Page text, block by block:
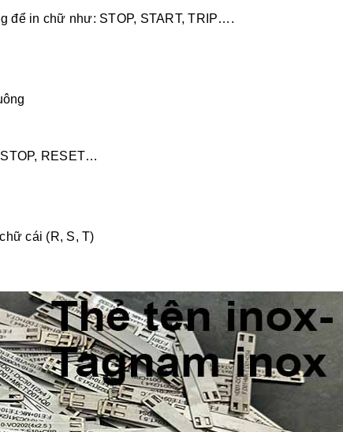
để in chữ như: STOP, START, TRIP….
RESET…
cái (R, S, T)